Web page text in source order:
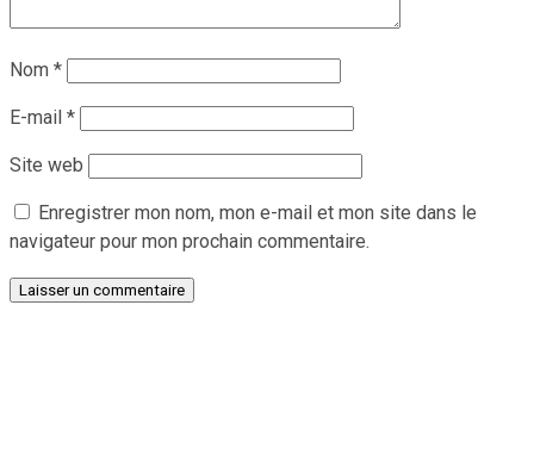
Nom *
E-mail *
Site web
Enregistrer mon nom, mon e-mail et mon site dans le
navigateur pour mon prochain commentaire.